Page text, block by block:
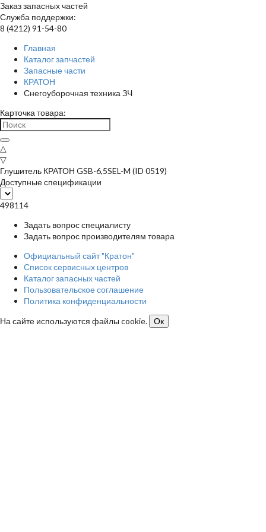
Заказ запасных частей
Служба поддержки:
8 (4212) 91-54-80
Главная
Каталог запчастей
Запасные части
КРАТОН
Снегоуборочная техника ЗЧ
Карточка товара:
△
▽
Глушитель КРАТОН GSB-6,5SEL-M (ID 0519)
Доступные спецификации
498114
Задать вопрос специалисту
Задать вопрос производителям товара
Официальный сайт "Кратон"
Список сервисных центров
Каталог запасных частей
Пользовательское соглашение
Политика конфиденциальности
На сайте используются файлы cookie.
Ок